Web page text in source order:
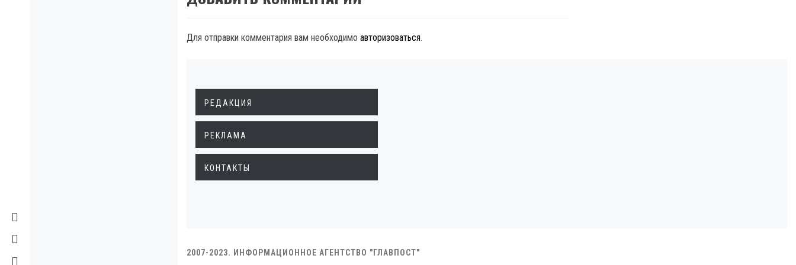
Для отправки комментария вам необходимо авторизоваться.
РЕДАКЦИЯ
РЕКЛАМА
КОНТАКТЫ
2007-2023. ИНФОРМАЦИОННОЕ АГЕНТСТВО "ГЛАВПОСТ"